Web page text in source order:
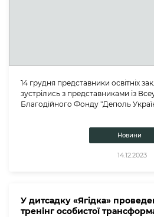
14 грудня представники освітніх
зустрілись з представниками із
Благодійного Фонду "Деполь
Новини
14.12.2023
У дитсадку «Ягідка»
тренінг особистої